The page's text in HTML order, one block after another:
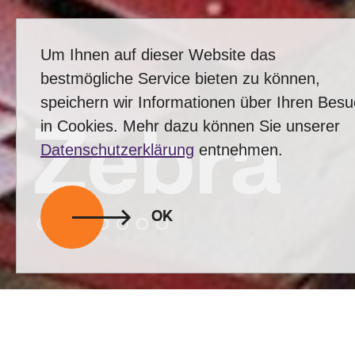
Zebra
Um Ihnen auf dieser Website das
bestmögliche Service bieten zu können,
speichern wir Informationen über Ihren
in Cookies. Mehr dazu können Sie unserer
Datenschutzerklärung entnehmen.
OK